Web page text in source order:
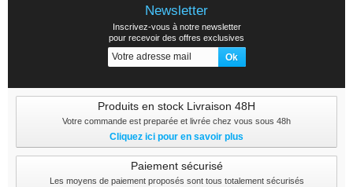
Newsletter
Inscrivez-vous à notre newsletter
pour recevoir des offres exclusives
Produits en stock Livraison 48H
Votre commande est preparée et livrée chez vous sous 48h
Cliquez ici pour en savoir plus
Paiement sécurisé
Les moyens de paiement proposés sont tous totalement sécurisés